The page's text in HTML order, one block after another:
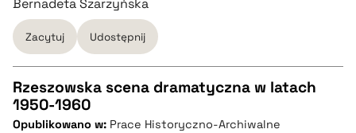
BIBTEX
pobierz cytat
Bernadeta Szarzyńska
Zacytuj Udostępnij
CZYSTY TEKST
Rzeszowska scena dramatyczna w latach
1950-1960
Opublikowano w: Prace Historyczno-Archiwalne